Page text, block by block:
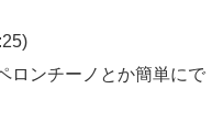
ロンチーノとか簡単にで